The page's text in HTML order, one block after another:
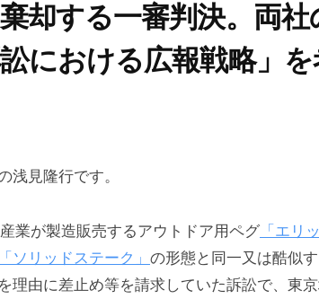
却する一審判決。両
における広報戦略」を
浅見隆行です。
業が製造販売するアウトドア用ペグ 「エリ
「ソリッドステーク」 の形態と同一又は酷似
理由に差止め等を請求していた訴訟で、東